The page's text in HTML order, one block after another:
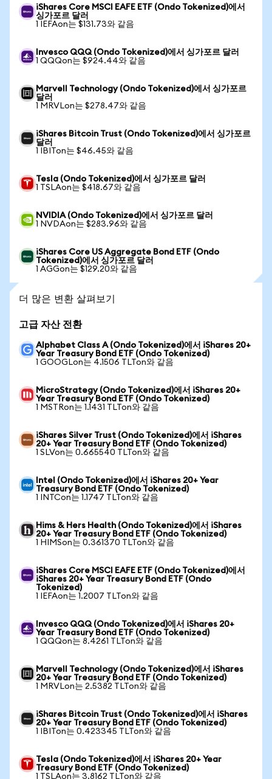
iShares Core MSCI EAFE ETF (Ondo Tokenized)에서
싱가포르 달러
1 IEFAon는 $131.73와 같음
Invesco QQQ (Ondo Tokenized)에서 싱가포르 달러
1 QQQon는 $924.44와 같음
Marvell Technology (Ondo Tokenized)에서 싱가포르
달러
1 MRVLon는 $278.47와 같음
iShares Bitcoin Trust (Ondo Tokenized)에서 싱가포르
달러
1 IBITon는 $46.45와 같음
Tesla (Ondo Tokenized)에서 싱가포르 달러
1 TSLAon는 $418.67와 같음
NVIDIA (Ondo Tokenized)에서 싱가포르 달러
1 NVDAon는 $283.96와 같음
iShares Core US Aggregate Bond ETF (Ondo
Tokenized)에서 싱가포르 달러
1 AGGon는 $129.20와 같음
더 많은 변환 살펴보기
고급 자산 전환
Alphabet Class A (Ondo Tokenized)에서 iShares 20+
Year Treasury Bond ETF (Ondo Tokenized)
1 GOOGLon는 4.1506 TLTon와 같음
MicroStrategy (Ondo Tokenized)에서 iShares 20+
Year Treasury Bond ETF (Ondo Tokenized)
1 MSTRon는 1.1431 TLTon와 같음
iShares Silver Trust (Ondo Tokenized)에서 iShares
20+ Year Treasury Bond ETF (Ondo Tokenized)
1 SLVon는 0.665540 TLTon와 같음
Intel (Ondo Tokenized)에서 iShares 20+ Year
Treasury Bond ETF (Ondo Tokenized)
1 INTCon는 1.1747 TLTon와 같음
Hims & Hers Health (Ondo Tokenized)에서 iShares
20+ Year Treasury Bond ETF (Ondo Tokenized)
1 HIMSon는 0.361370 TLTon와 같음
iShares Core MSCI EAFE ETF (Ondo Tokenized)에서
iShares 20+ Year Treasury Bond ETF (Ondo
Tokenized)
1 IEFAon는 1.2007 TLTon와 같음
Invesco QQQ (Ondo Tokenized)에서 iShares 20+
Year Treasury Bond ETF (Ondo Tokenized)
1 QQQon는 8.4261 TLTon와 같음
Marvell Technology (Ondo Tokenized)에서 iShares
20+ Year Treasury Bond ETF (Ondo Tokenized)
1 MRVLon는 2.5382 TLTon와 같음
iShares Bitcoin Trust (Ondo Tokenized)에서 iShares
20+ Year Treasury Bond ETF (Ondo Tokenized)
1 IBITon는 0.423345 TLTon와 같음
Tesla (Ondo Tokenized)에서 iShares 20+ Year
Treasury Bond ETF (Ondo Tokenized)
1 TSLAon는 3.8162 TLTon와 같음